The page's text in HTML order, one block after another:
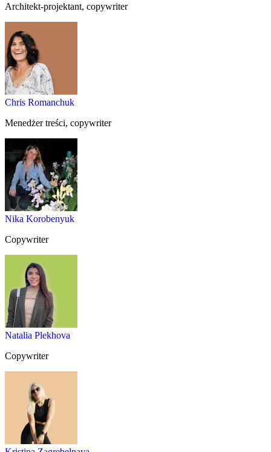
Architekt-projektant, copywriter
Chris Romanchuk
Menedżer treści, copywriter
Nika Korobenyuk
Copywriter
Natalia Plekhova
Copywriter